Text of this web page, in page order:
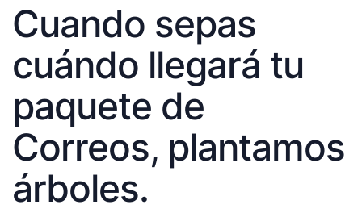
Cuando sepas
cuándo llegará tu
paquete de
Correos, plantamos
árboles.